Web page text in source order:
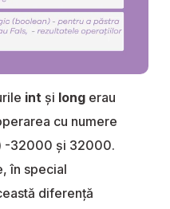
int și long erau
cu numere
-32000 și 32000.
în special
diferență